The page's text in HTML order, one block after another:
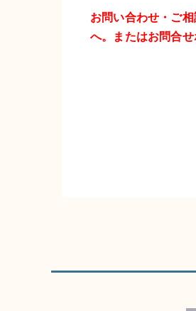
お問い合わせ・ご
へ。またはお問合